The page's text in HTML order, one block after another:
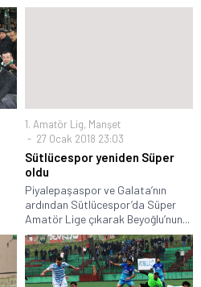
1. Amatör Lig, Manşet
27 Ocak 2018 23:03
Sütlücespor yeniden Süper
oldu
Piyalepaşaspor ve Galata’nın
ardından Sütlücespor’da Süper
Amatör Lige çıkarak Beyoğlu’nun...